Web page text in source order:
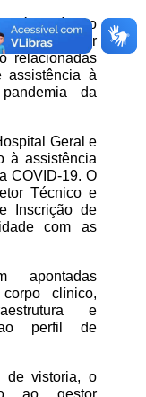
Público
de verificar
relacionadas
assistência à
da
Geral e
à assistência
COVID-19. O
Técnico e
Inscrição de
com as
apontadas
clínico,
e
ao perfil de
de vistoria, o